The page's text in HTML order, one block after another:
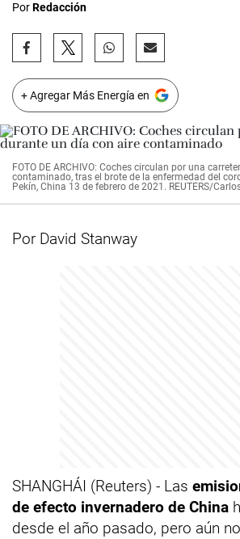
PorRedacción
+ Agregar Más Energía en
FOTO DE ARCHIVO: Coches circulan por una
contaminado, tras el brote de la enfermedad del
Pekín, China 13 de febrero de 2021. REUTERS/
Por David Stanway
SHANGHÁI (Reuters) - Las
de efecto invernadero de China
desde el año pasado, pero aún